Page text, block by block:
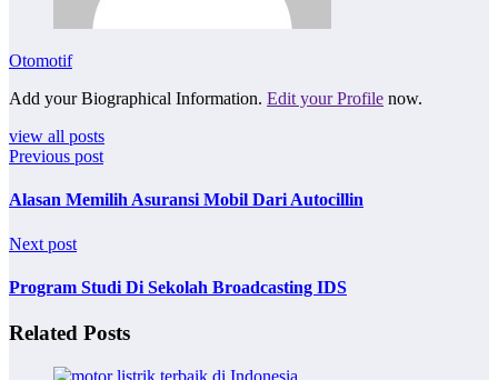
Otomotif
Add your Biographical Information. Edit your Profile now.
view all posts
Previous post
Alasan Memilih Asuransi Mobil Dari Autocillin
Next post
Program Studi Di Sekolah Broadcasting IDS
Related Posts